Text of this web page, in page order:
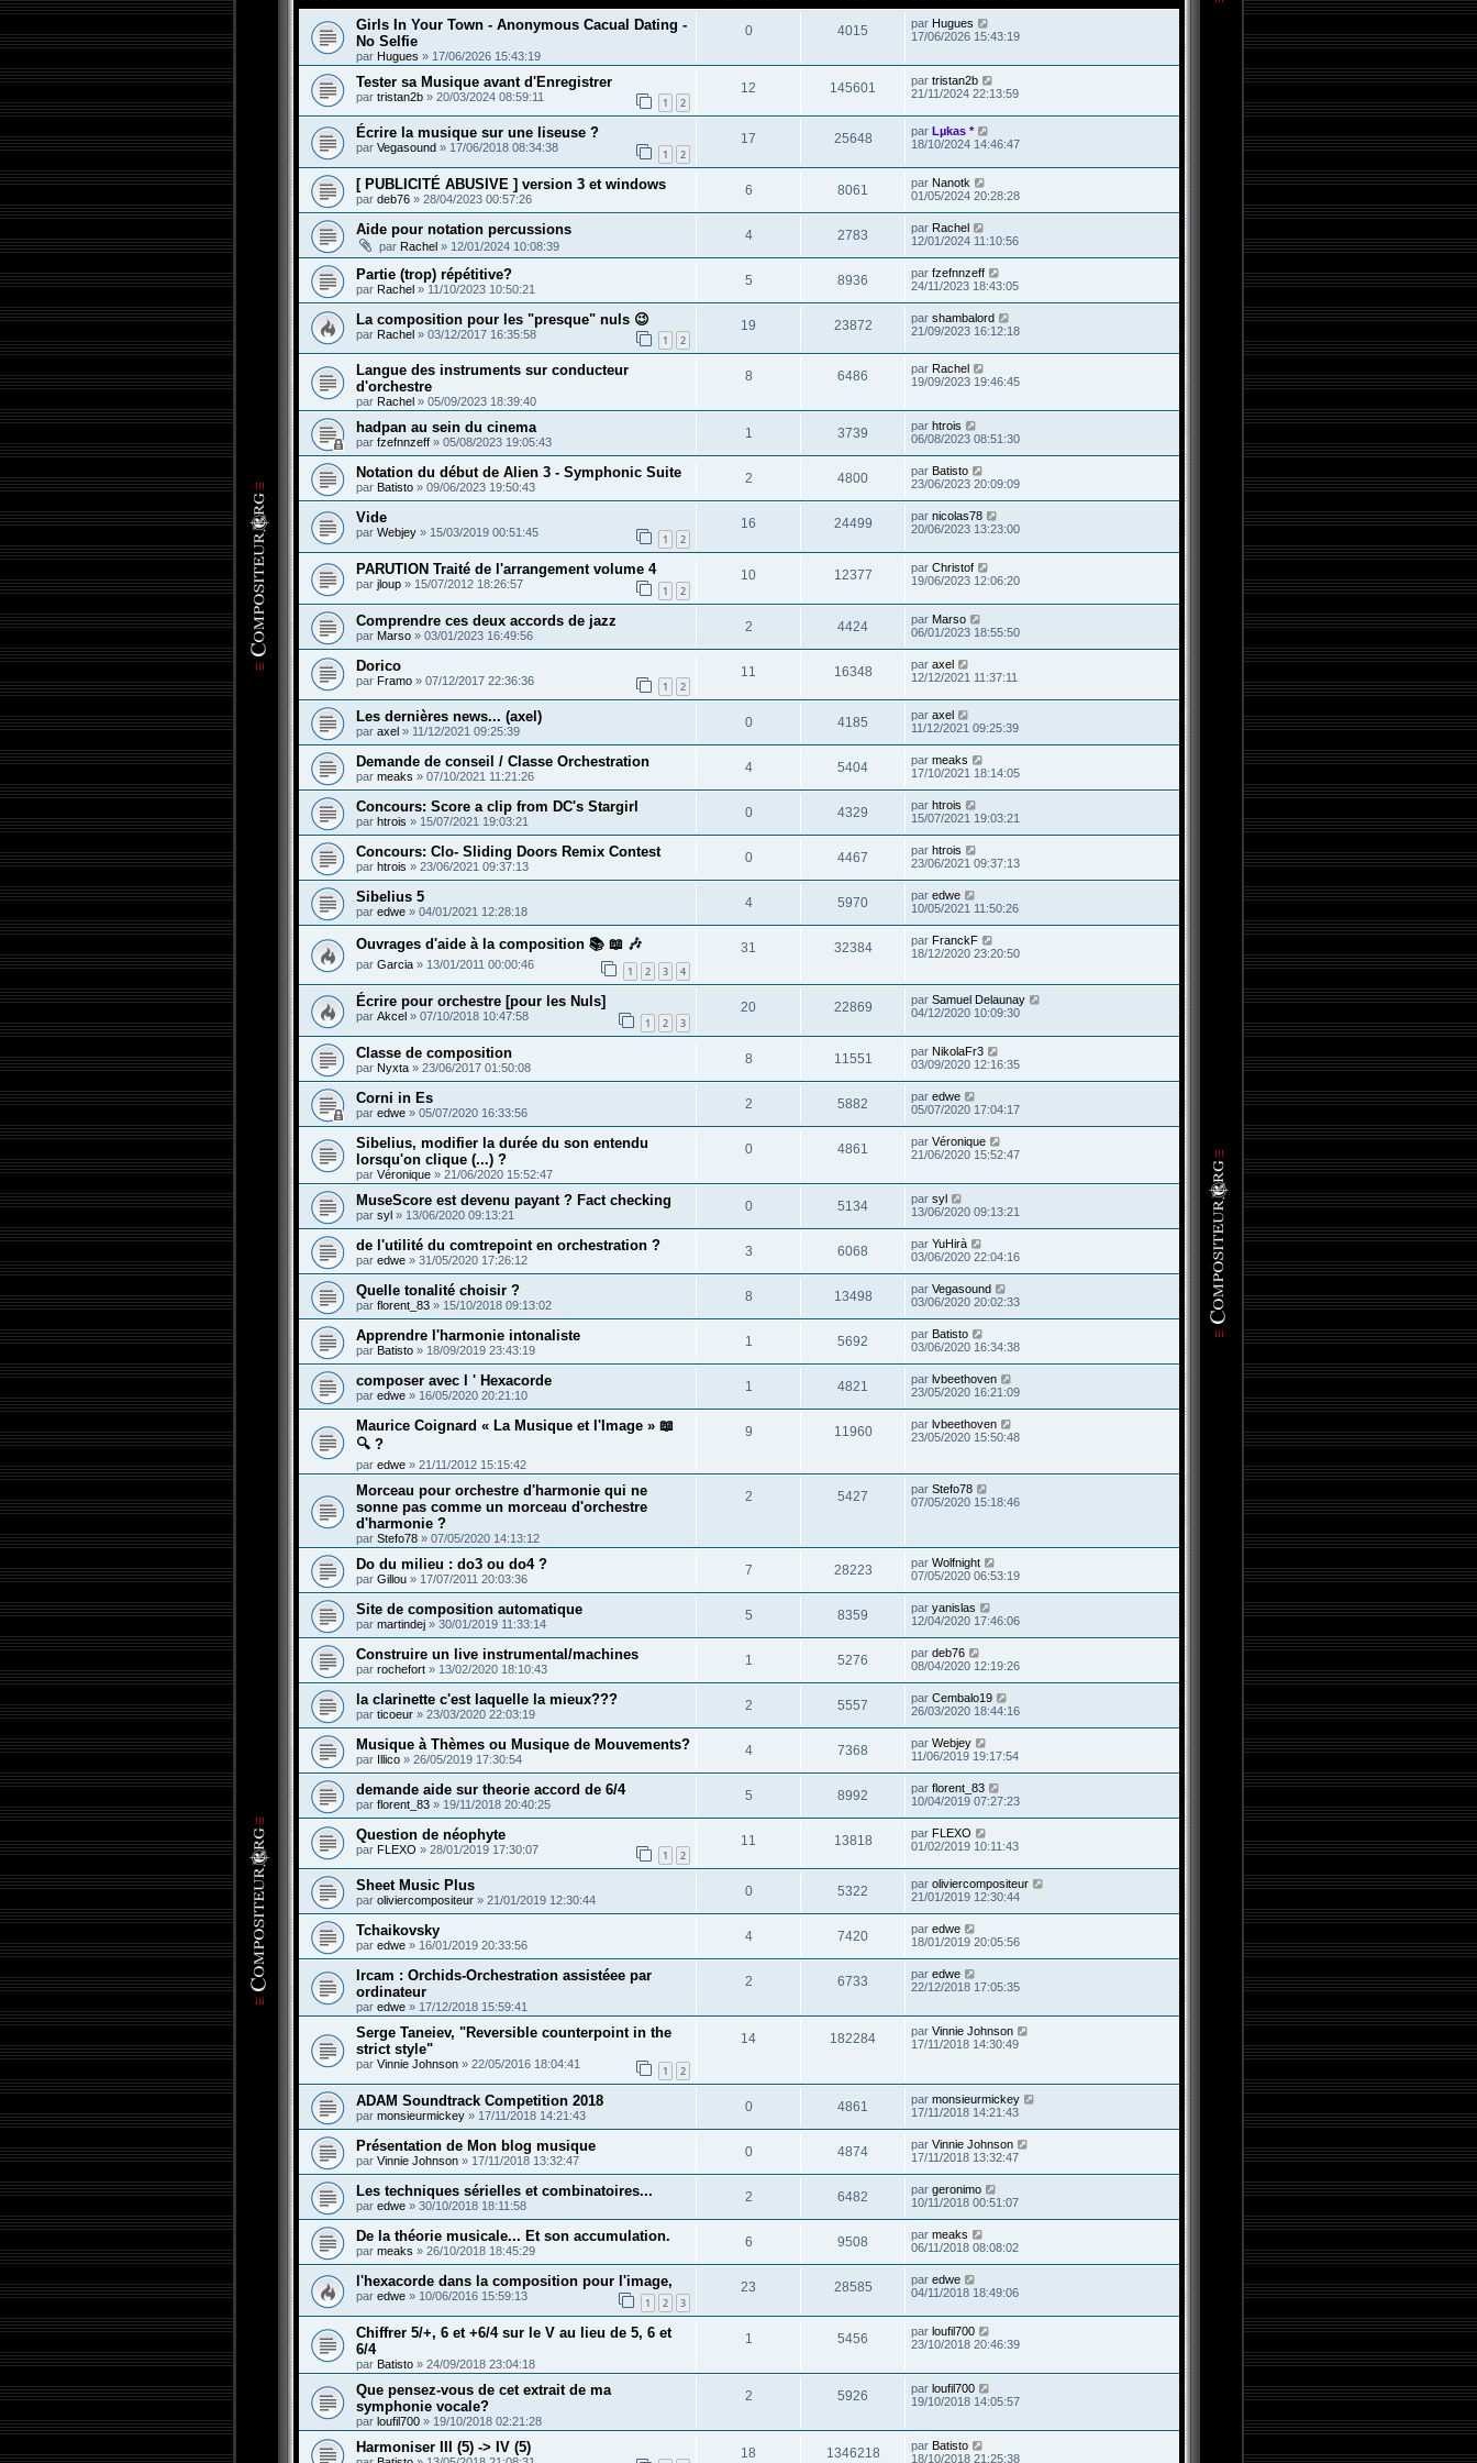
Girls In Your Town - Anonymous Cacual Dating -
No Selfie
par Hugues » 17/06/2026 15:43:19
0 4015 par Hugues
17/06/2026 15:43:19
Tester sa Musique avant d'Enregistrer
par tristan2b » 20/03/2024 08:59:11 1 2
12 145601 par tristan2b
21/11/2024 22:13:59
Écrire la musique sur une liseuse ?
par Vegasound » 17/06/2018 08:34:38 1 2
17 25648 par Lµkas *
18/10/2024 14:46:47
[ PUBLICITÉ ABUSIVE ] version 3 et windows
par deb76 » 28/04/2023 00:57:26
6 8061 par Nanotk
01/05/2024 20:28:28
Aide pour notation percussions
par Rachel » 12/01/2024 10:08:39
4 2783 par Rachel
12/01/2024 11:10:56
Partie (trop) répétitive?
par Rachel » 11/10/2023 10:50:21
5 8936 par fzefnnzeff
24/11/2023 18:43:05
La composition pour les "presque" nuls 😉
par Rachel » 03/12/2017 16:35:58 1 2
19 23872 par shambalord
21/09/2023 16:12:18
Langue des instruments sur conducteur
d'orchestre
par Rachel » 05/09/2023 18:39:40
8 6486 par Rachel
19/09/2023 19:46:45
hadpan au sein du cinema
par fzefnnzeff » 05/08/2023 19:05:43
1 3739 par htrois
06/08/2023 08:51:30
Notation du début de Alien 3 - Symphonic Suite
par Batisto » 09/06/2023 19:50:43
2 4800 par Batisto
23/06/2023 20:09:09
Vide
par Webjey » 15/03/2019 00:51:45 1 2
16 24499 par nicolas78
20/06/2023 13:23:00
PARUTION Traité de l'arrangement volume 4
par jloup » 15/07/2012 18:26:57 1 2
10 12377 par Christof
19/06/2023 12:06:20
Comprendre ces deux accords de jazz
par Marso » 03/01/2023 16:49:56
2 4424 par Marso
06/01/2023 18:55:50
Dorico
par Framo » 07/12/2017 22:36:36 1 2
11 16348 par axel
12/12/2021 11:37:11
Les dernières news... (axel)
par axel » 11/12/2021 09:25:39
0 4185 par axel
11/12/2021 09:25:39
Demande de conseil / Classe Orchestration
par meaks » 07/10/2021 11:21:26
4 5404 par meaks
17/10/2021 18:14:05
Concours: Score a clip from DC's Stargirl
par htrois » 15/07/2021 19:03:21
0 4329 par htrois
15/07/2021 19:03:21
Concours: Clo- Sliding Doors Remix Contest
par htrois » 23/06/2021 09:37:13
0 4467 par htrois
23/06/2021 09:37:13
Sibelius 5
par edwe » 04/01/2021 12:28:18
4 5970 par edwe
10/05/2021 11:50:26
Ouvrages d'aide à la composition 📚 📖 🎶
par Garcia » 13/01/2011 00:00:46 1 2 3 4
31 32384 par FranckF
18/12/2020 23:20:50
Écrire pour orchestre [pour les Nuls]
par Akcel » 07/10/2018 10:47:58 1 2 3
20 22869 par Samuel Delaunay
04/12/2020 10:09:30
Classe de composition
par Nyxta » 23/06/2017 01:50:08
8 11551 par NikolaFr3
03/09/2020 12:16:35
Corni in Es
par edwe » 05/07/2020 16:33:56
2 5882 par edwe
05/07/2020 17:04:17
Sibelius, modifier la durée du son entendu
lorsqu'on clique (...) ?
par Véronique » 21/06/2020 15:52:47
0 4861 par Véronique
21/06/2020 15:52:47
MuseScore est devenu payant ? Fact checking
par syl » 13/06/2020 09:13:21
0 5134 par syl
13/06/2020 09:13:21
de l'utilité du comtrepoint en orchestration ?
par edwe » 31/05/2020 17:26:12
3 6068 par YuHirà
03/06/2020 22:04:16
Quelle tonalité choisir ?
par florent_83 » 15/10/2018 09:13:02
8 13498 par Vegasound
03/06/2020 20:02:33
Apprendre l'harmonie intonaliste
par Batisto » 18/09/2019 23:43:19
1 5692 par Batisto
03/06/2020 16:34:38
composer avec l ' Hexacorde
par edwe » 16/05/2020 20:21:10
1 4821 par lvbeethoven
23/05/2020 16:21:09
Maurice Coignard « La Musique et l'Image » 📖
🔍 ?
par edwe » 21/11/2012 15:15:42
9 11960 par lvbeethoven
23/05/2020 15:50:48
Morceau pour orchestre d'harmonie qui ne
sonne pas comme un morceau d'orchestre
d'harmonie ?
par Stefo78 » 07/05/2020 14:13:12
2 5427 par Stefo78
07/05/2020 15:18:46
Do du milieu : do3 ou do4 ?
par Gillou » 17/07/2011 20:03:36
7 28223 par Wolfnight
07/05/2020 06:53:19
Site de composition automatique
par martindej » 30/01/2019 11:33:14
5 8359 par yanislas
12/04/2020 17:46:06
Construire un live instrumental/machines
par rochefort » 13/02/2020 18:10:43
1 5276 par deb76
08/04/2020 12:19:26
la clarinette c'est laquelle la mieux???
par ticoeur » 23/03/2020 22:03:19
2 5557 par Cembalo19
26/03/2020 18:44:16
Musique à Thèmes ou Musique de Mouvements?
par Illico » 26/05/2019 17:30:54
4 7368 par Webjey
11/06/2019 19:17:54
demande aide sur theorie accord de 6/4
par florent_83 » 19/11/2018 20:40:25
5 8992 par florent_83
10/04/2019 07:27:23
Question de néophyte
par FLEXO » 28/01/2019 17:30:07 1 2
11 13818 par FLEXO
01/02/2019 10:11:43
Sheet Music Plus
par oliviercompositeur » 21/01/2019 12:30:44
0 5322 par oliviercompositeur
21/01/2019 12:30:44
Tchaikovsky
par edwe » 16/01/2019 20:33:56
4 7420 par edwe
18/01/2019 20:05:56
Ircam : Orchids-Orchestration assistéee par
ordinateur
par edwe » 17/12/2018 15:59:41
2 6733 par edwe
22/12/2018 17:05:35
Serge Taneiev, "Reversible counterpoint in the
strict style"
par Vinnie Johnson » 22/05/2016 18:04:41 1 2
14 182284 par Vinnie Johnson
17/11/2018 14:30:49
ADAM Soundtrack Competition 2018
par monsieurmickey » 17/11/2018 14:21:43
0 4861 par monsieurmickey
17/11/2018 14:21:43
Présentation de Mon blog musique
par Vinnie Johnson » 17/11/2018 13:32:47
0 4874 par Vinnie Johnson
17/11/2018 13:32:47
Les techniques sérielles et combinatoires...
par edwe » 30/10/2018 18:11:58
2 6482 par geronimo
10/11/2018 00:51:07
De la théorie musicale... Et son accumulation.
par meaks » 26/10/2018 18:45:29
6 9508 par meaks
06/11/2018 08:08:02
l'hexacorde dans la composition pour l'image,
par edwe » 10/06/2016 15:59:13 1 2 3
23 28585 par edwe
04/11/2018 18:49:06
Chiffrer 5/+, 6 et +6/4 sur le V au lieu de 5, 6 et
6/4
par Batisto » 24/09/2018 23:04:18
1 5456 par loufil700
23/10/2018 20:46:39
Que pensez-vous de cet extrait de ma
symphonie vocale?
par loufil700 » 19/10/2018 02:21:28
2 5926 par loufil700
19/10/2018 14:05:57
Harmoniser III (5) -> IV (5) 18 1346218 par Batisto
18/10/2018 21:25:38